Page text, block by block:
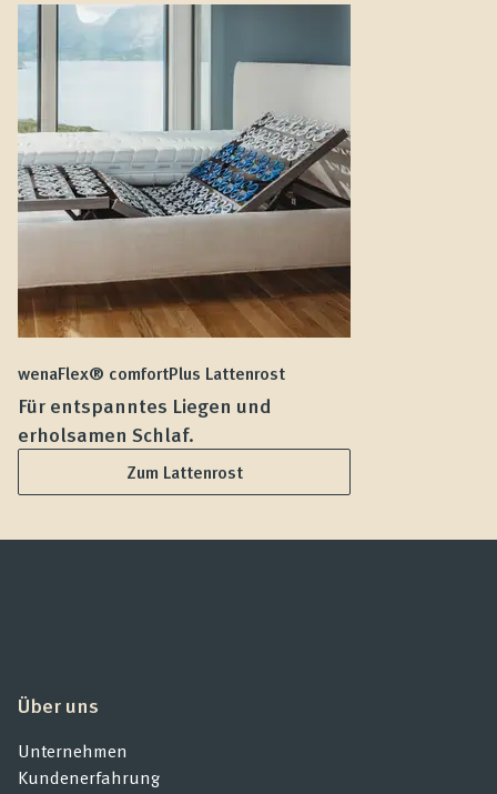
wenaFlex® comfortPlus Lattenrost
Für entspanntes Liegen und
erholsamen Schlaf.
Zum Lattenrost
Über uns
Unternehmen
Kundenerfahrung